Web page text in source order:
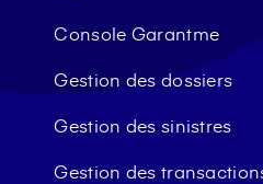
Console Garantme
Gestion des dossiers
Gestion des sinistres
Gestion des